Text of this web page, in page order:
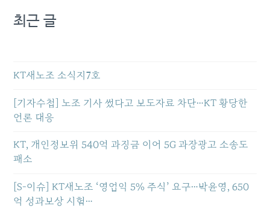
최근 글
KT새노조 소식지7호
[기자수첩] 노조 기사 썼다고 보도자료 차단…KT 황당한
언론 대응
KT, 개인정보위 540억 과징금 이어 5G 과장광고 소송도
패소
[S-이슈] KT새노조 ‘영업익 5% 주식’ 요구…박윤영, 650
억 성과보상 시험…